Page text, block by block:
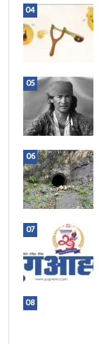
04
05
06
07
08